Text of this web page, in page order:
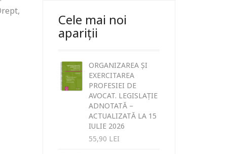
Cele mai noi
apariții
ORGANIZAREA ȘI
EXERCITAREA
PROFESIEI DE
AVOCAT. LEGISLAȚIE
ADNOTATĂ –
ACTUALIZATĂ LA 15
IULIE 2026
55,90 LEI